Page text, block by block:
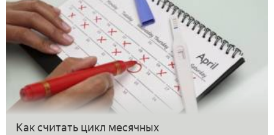
Как считать цикл месячных